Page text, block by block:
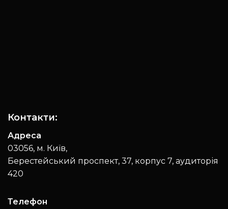
Контакти:
Адреса
03056, м. Київ,
Берестейський проспект, 37, корпус 7, аудиторія
420
Телефон